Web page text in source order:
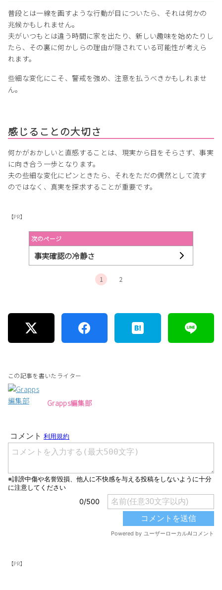
普段とは一線を画すような行動が目についたら、それは何かの
兆候かもしれません。
夫がいつもとは違う時間に家を出たり、新しい趣味を始めたりし
たら、その裏に何かしらの理由が隠されている可能性が考えら
れます。
些細な変化にこそ、警戒を強め、注意を払うべきかもしれませ
ん。
感じることの大切さ
何かがおかしいと直感することは、現実から目をそらさず、事実
に向き合う一歩となります。
夫の些細な変化にピンときたら、それをただの偶然として流す
のではなく、真実を探求することが重要です。
【PR】
次のページ
事実確認の冷静さ
1 2
この記事を書いたライター
Grapps編集部
【PR】